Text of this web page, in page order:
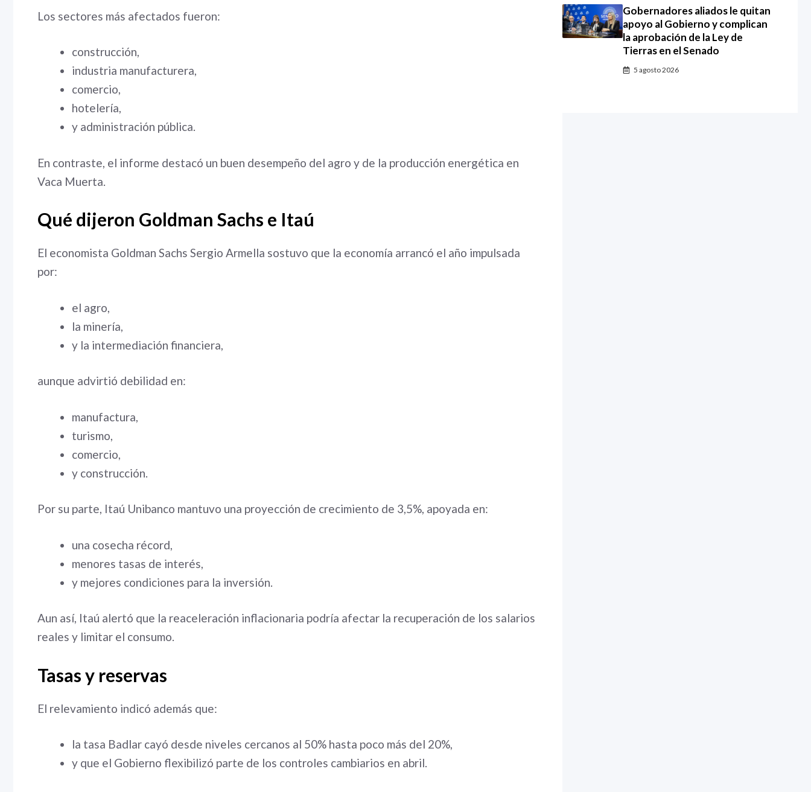
Los sectores más afectados fueron:
construcción,
industria manufacturera,
comercio,
hotelería,
y administración pública.
En contraste, el informe destacó un buen desempeño del agro y de la producción energética en
Vaca Muerta.
Qué dijeron Goldman Sachs e Itaú
El economista Goldman Sachs Sergio Armella sostuvo que la economía arrancó el año impulsada
por:
el agro,
la minería,
y la intermediación financiera,
aunque advirtió debilidad en:
manufactura,
turismo,
comercio,
y construcción.
Por su parte, Itaú Unibanco mantuvo una proyección de crecimiento de 3,5%, apoyada en:
una cosecha récord,
menores tasas de interés,
y mejores condiciones para la inversión.
Aun así, Itaú alertó que la reaceleración inflacionaria podría afectar la recuperación de los salarios
reales y limitar el consumo.
Tasas y reservas
El relevamiento indicó además que:
la tasa Badlar cayó desde niveles cercanos al 50% hasta poco más del 20%,
y que el Gobierno flexibilizó parte de los controles cambiarios en abril.
Gobernadores aliados le quitan
apoyo al Gobierno y complican
la aprobación de la Ley de
Tierras en el Senado
5 agosto 2026